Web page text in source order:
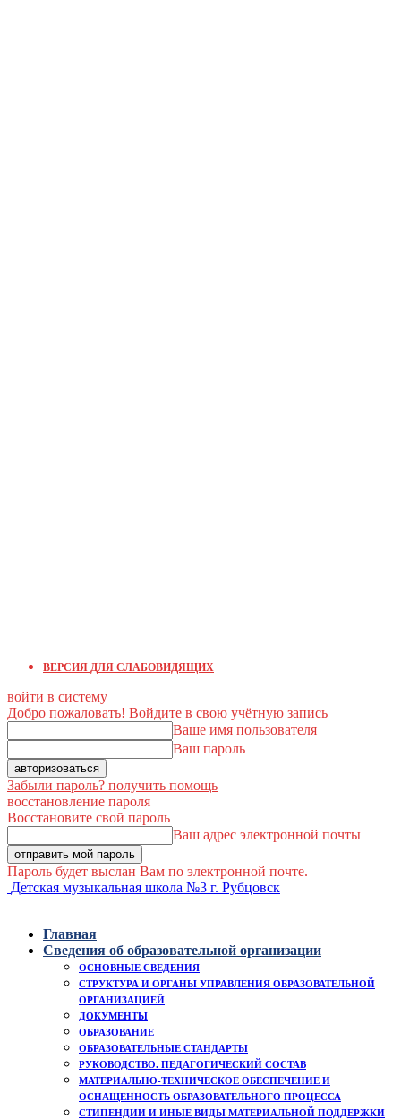
ВЕРСИЯ ДЛЯ СЛАБОВИДЯЩИХ
войти в систему
Добро пожаловать! Войдите в свою учётную запись
Ваше имя пользователя
Ваш пароль
Забыли пароль? получить помощь
восстановление пароля
Восстановите свой пароль
Ваш адрес электронной почты
Пароль будет выслан Вам по электронной почте.
Детская музыкальная школа №3 г. Рубцовск
Главная
Сведения об образовательной организации
ОСНОВНЫЕ СВЕДЕНИЯ
СТРУКТУРА И ОРГАНЫ УПРАВЛЕНИЯ ОБРАЗОВАТЕЛЬНОЙ
ОРГАНИЗАЦИЕЙ
ДОКУМЕНТЫ
ОБРАЗОВАНИЕ
ОБРАЗОВАТЕЛЬНЫЕ СТАНДАРТЫ
РУКОВОДСТВО. ПЕДАГОГИЧЕСКИЙ СОСТАВ
МАТЕРИАЛЬНО-ТЕХНИЧЕСКОЕ ОБЕСПЕЧЕНИЕ И
ОСНАЩЕННОСТЬ ОБРАЗОВАТЕЛЬНОГО ПРОЦЕССА
СТИПЕНДИИ И ИНЫЕ ВИДЫ МАТЕРИАЛЬНОЙ ПОДДЕРЖКИ